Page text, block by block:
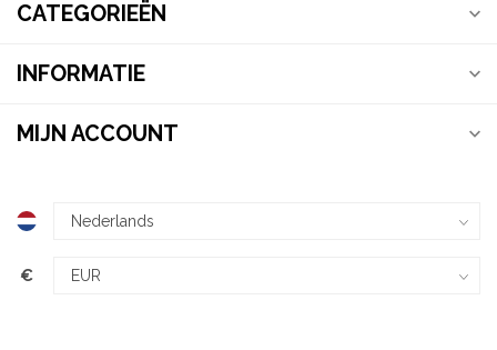
CATEGORIEËN
INFORMATIE
MIJN ACCOUNT
€